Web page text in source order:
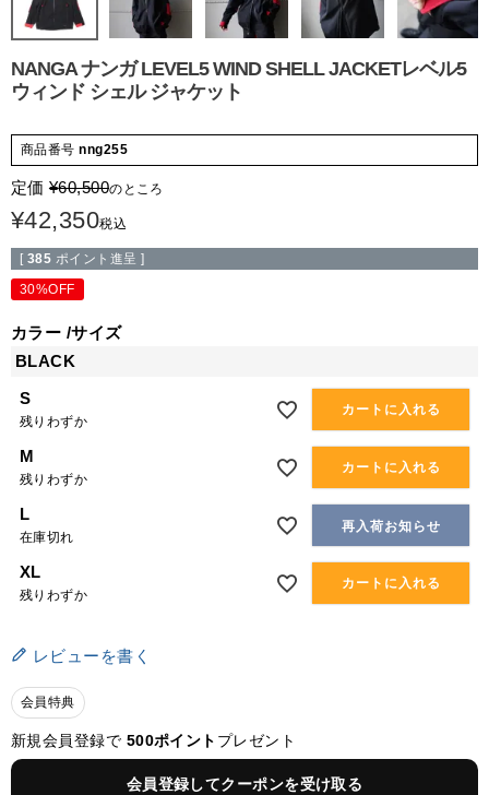
NANGA ナンガ LEVEL5 WIND SHELL JACKETレベル5
ウィンド シェル ジャケット
商品番号 nng255
定価 ¥60,500のところ
¥42,350税込
[ 385 ポイント進呈 ]
30%OFF
カラー サイズ
BLACK
S
残りわずか
カートに入れる
M
残りわずか
カートに入れる
L
在庫切れ
再入荷お知らせ
XL
残りわずか
カートに入れる
レビューを書く
会員特典
新規会員登録で 500ポイント プレゼント
会員登録してクーポンを受け取る